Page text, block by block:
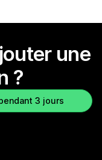
une
?
3 jours